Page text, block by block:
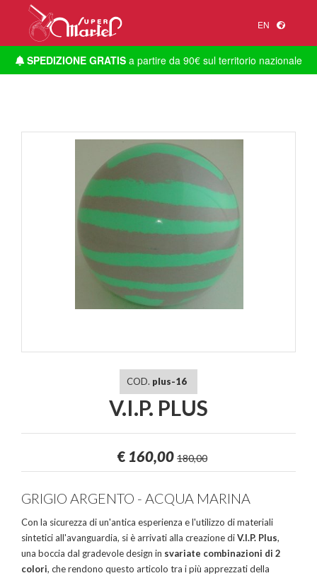
EN
SPEDIZIONE GRATISa partire da 90€ sul territorio nazionale
COD. plus-16
V.I.P. PLUS
€ 160,00 180,00
GRIGIO ARGENTO - ACQUA MARINA
Con la sicurezza di un'antica esperienza e l'utilizzo di materiali
sintetici all'avanguardia, si è arrivati alla creazione diV.I.P. Plus,
una boccia dal gradevole design in svariate combinazioni di 2
colori, che rendono questo articolo tra i più apprezzati della